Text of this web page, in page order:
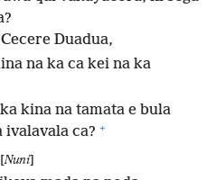
Duadua,
na ka ca kei na ka
kina na tamata e bula
ca? +
Nuni]